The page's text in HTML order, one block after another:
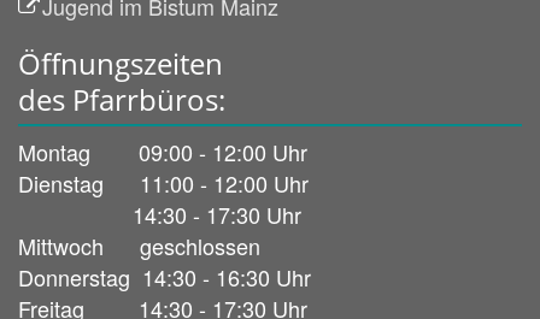
Jugend im Bistum Mainz
Öffnungszeiten
des Pfarrbüros:
Montag 09:00 - 12:00 Uhr
Dienstag 11:00 - 12:00 Uhr
14:30 - 17:30 Uhr
Mittwoch geschlossen
Donnerstag 14:30 - 16:30 Uhr
Freitag 14:30 - 17:30 Uhr